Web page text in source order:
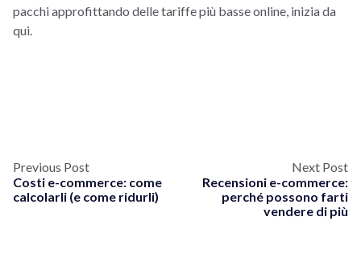
pacchi approfittando delle tariffe più basse online, inizia da
qui.
Previous Post
Costi e-commerce: come
calcolarli (e come ridurli)
Next Post
Recensioni e-commerce:
perché possono farti
vendere di più